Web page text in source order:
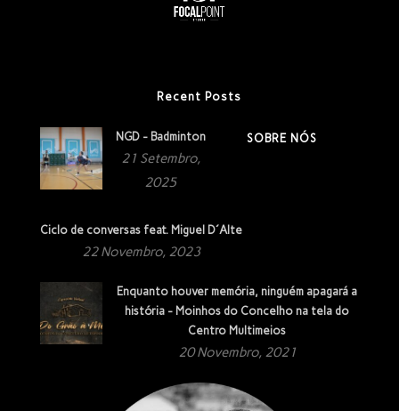
Recent Posts
NGD - Badminton
21 Setembro,
2025
Ciclo de conversas feat. Miguel D´Alte
22 Novembro, 2023
Enquanto houver memória, ninguém apagará a
história - Moinhos do Concelho na tela do
Centro Multimeios
20 Novembro, 2021
SOBRE NÓS